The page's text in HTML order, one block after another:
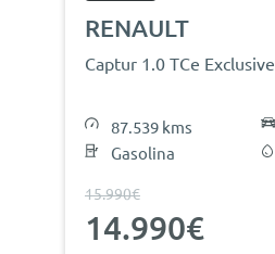
RENAULT
Captur 1.0 TCe Exclusive
87.539 kms
Gasolina
15.990€
14.990€